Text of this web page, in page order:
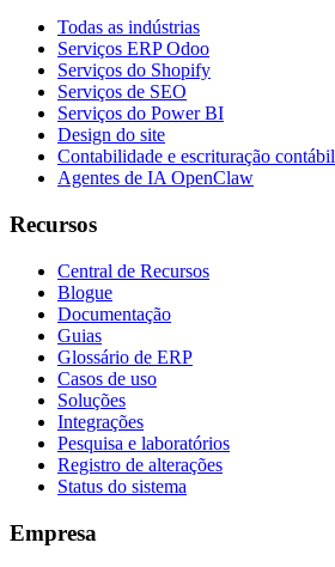
Todas as indústrias
Serviços ERP Odoo
Serviços do Shopify
Serviços de SEO
Serviços do Power BI
Design do site
Contabilidade e escrituração contábil
Agentes de IA OpenClaw
Recursos
Central de Recursos
Blogue
Documentação
Guias
Glossário de ERP
Casos de uso
Soluções
Integrações
Pesquisa e laboratórios
Registro de alterações
Status do sistema
Empresa